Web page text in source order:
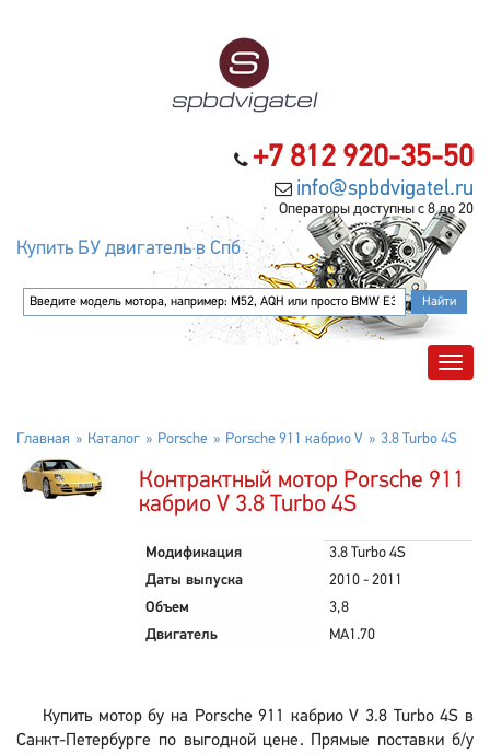
+7 812 920-35-50
info@spbdvigatel.ru
Операторы доступны с 8 до 20
Купить БУ двигатель в Спб
Главная Каталог Porsche Porsche 911 кабрио V 3.8 Turbo 4S
Контрактный мотор Porsche 911
кабрио V 3.8 Turbo 4S
Модификация
3.8 Turbo 4S
Даты выпуска
2010 - 2011
Объем
3,8
Двигатель
MA1.70
Купить мотор бу на Porsche 911 кабрио V 3.8 Turbo 4S в
Санкт-Петербурге по выгодной цене. Прямые поставки б/у